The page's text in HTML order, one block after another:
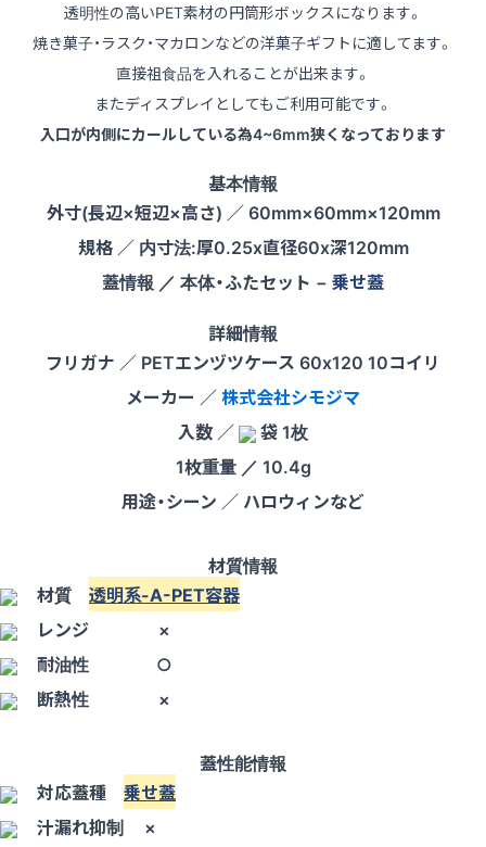
透明性の高いPET素材の円筒形ボックスになります。
焼き菓子・ラスク・マカロンなどの洋菓子ギフトに適してます。
直接祖食品を入れることが出来ます。
またディスプレイとしてもご利用可能です。
入口が内側にカールしている為4~6mm狭くなっております
基本情報
外寸(長辺×短辺×高さ) ／ 60mm×60mm×120mm
規格／ 内寸法:厚0.25x直径60x深120mm
蓋情報 ／ 本体・ふたセット − 乗せ蓋
詳細情報
フリガナ ／ PETエンヅツケース 60x120 10コイリ
メーカー ／株式会社シモジマ
入数 ／
袋 1枚
1枚重量／ 10.4g
用途・シーン ／ ハロウィンなど
材質情報
材質 透明系-A-PET容器
レンジ
×
耐油性
○
断熱性
×
蓋性能情報
対応蓋種 乗せ蓋
汁漏れ抑制
×